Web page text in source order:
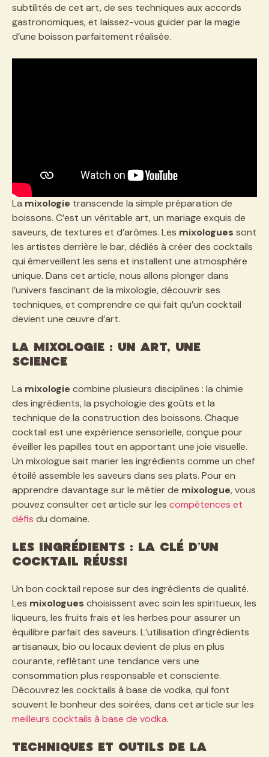
subtilités de cet art, de ses techniques aux accords
gastronomiques, et laissez-vous guider par la magie
d’une boisson parfaitement réalisée.
La mixologie transcende la simple préparation de
boissons. C’est un véritable art, un mariage exquis de
saveurs, de textures et d’arômes. Les mixologues sont
les artistes derrière le bar, dédiés à créer des cocktails
qui émerveillent les sens et installent une atmosphère
unique. Dans cet article, nous allons plonger dans
l’univers fascinant de la mixologie, découvrir ses
techniques, et comprendre ce qui fait qu’un cocktail
devient une œuvre d’art.
La mixologie : un art, une
science
La mixologie combine plusieurs disciplines : la chimie
des ingrédients, la psychologie des goûts et la
technique de la construction des boissons. Chaque
cocktail est une expérience sensorielle, conçue pour
éveiller les papilles tout en apportant une joie visuelle.
Un mixologue sait marier les ingrédients comme un chef
étoilé assemble les saveurs dans ses plats. Pour en
apprendre davantage sur le métier de mixologue, vous
pouvez consulter cet article sur les compétences et
défis du domaine.
Les ingrédients : la clé d’un
cocktail réussi
Un bon cocktail repose sur des ingrédients de qualité.
Les mixologues choisissent avec soin les spiritueux, les
liqueurs, les fruits frais et les herbes pour assurer un
équilibre parfait des saveurs. L’utilisation d’ingrédients
artisanaux, bio ou locaux devient de plus en plus
courante, reflétant une tendance vers une
consommation plus responsable et consciente.
Découvrez les cocktails à base de vodka, qui font
souvent le bonheur des soirées, dans cet article sur les
meilleurs cocktails à base de vodka.
Techniques et outils de la